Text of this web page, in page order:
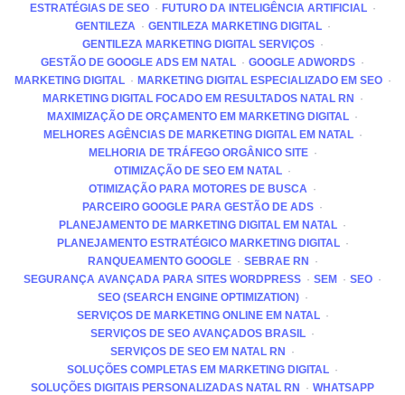
ESTRATÉGIAS DE SEO
FUTURO DA INTELIGÊNCIA ARTIFICIAL
GENTILEZA
GENTILEZA MARKETING DIGITAL
GENTILEZA MARKETING DIGITAL SERVIÇOS
GESTÃO DE GOOGLE ADS EM NATAL
GOOGLE ADWORDS
MARKETING DIGITAL
MARKETING DIGITAL ESPECIALIZADO EM SEO
MARKETING DIGITAL FOCADO EM RESULTADOS NATAL RN
MAXIMIZAÇÃO DE ORÇAMENTO EM MARKETING DIGITAL
MELHORES AGÊNCIAS DE MARKETING DIGITAL EM NATAL
MELHORIA DE TRÁFEGO ORGÂNICO SITE
OTIMIZAÇÃO DE SEO EM NATAL
OTIMIZAÇÃO PARA MOTORES DE BUSCA
PARCEIRO GOOGLE PARA GESTÃO DE ADS
PLANEJAMENTO DE MARKETING DIGITAL EM NATAL
PLANEJAMENTO ESTRATÉGICO MARKETING DIGITAL
RANQUEAMENTO GOOGLE
SEBRAE RN
SEGURANÇA AVANÇADA PARA SITES WORDPRESS
SEM
SEO
SEO (SEARCH ENGINE OPTIMIZATION)
SERVIÇOS DE MARKETING ONLINE EM NATAL
SERVIÇOS DE SEO AVANÇADOS BRASIL
SERVIÇOS DE SEO EM NATAL RN
SOLUÇÕES COMPLETAS EM MARKETING DIGITAL
SOLUÇÕES DIGITAIS PERSONALIZADAS NATAL RN
WHATSAPP